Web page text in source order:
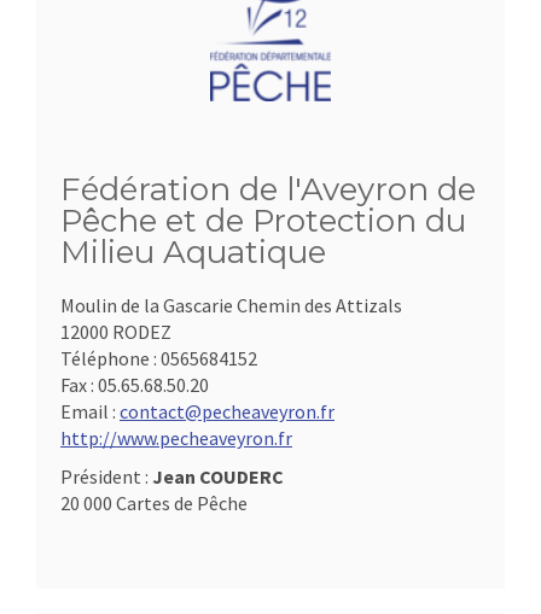
Fédération de l'Aveyron de
Pêche et de Protection du
Milieu Aquatique
Moulin de la Gascarie Chemin des Attizals
12000 RODEZ
Téléphone : 0565684152
Fax : 05.65.68.50.20
Email : contact@pecheaveyron.fr
http://www.pecheaveyron.fr
Président : Jean COUDERC
20 000 Cartes de Pêche